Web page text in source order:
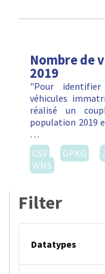
Nombre de
2019
"Pour
véhicules
réalisé un
population 2019
…
CSV
GPKG
WMS
Filter
Datatypes